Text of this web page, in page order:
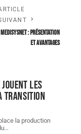
MedisysNet : présentation
et avantages
les
transition
la production
…